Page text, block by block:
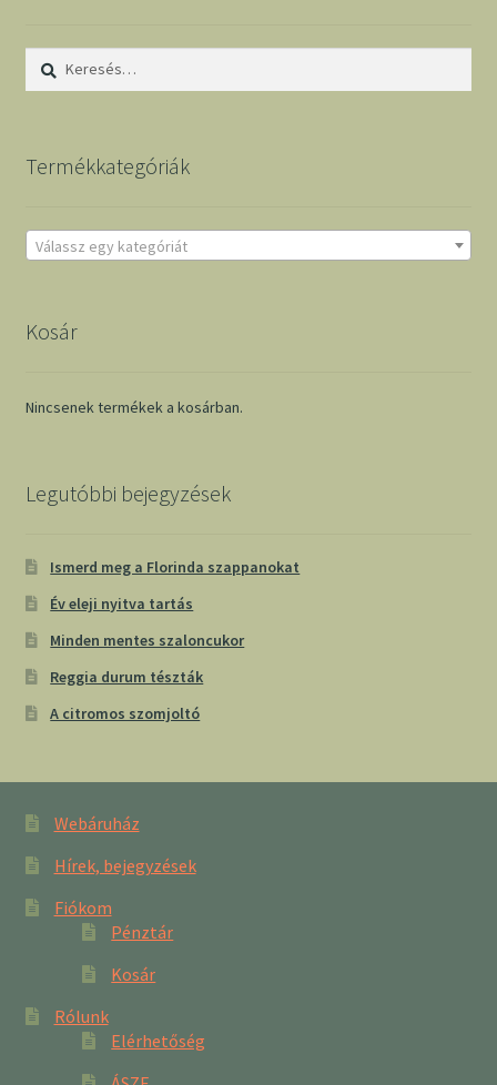
Keresés:
Termékkategóriák
Válassz egy kategóriát
Kosár
Nincsenek termékek a kosárban.
Legutóbbi bejegyzések
Ismerd meg a Florinda szappanokat
Év eleji nyitva tartás
Minden mentes szaloncukor
Reggia durum tészták
A citromos szomjoltó
Webáruház
Hírek, bejegyzések
Fiókom
Pénztár
Kosár
Rólunk
Elérhetőség